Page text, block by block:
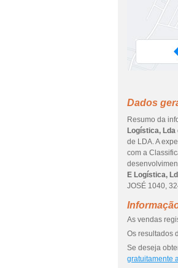
Dados
Resumo da
Logística, Lda
de LDA. A
com a
E Logística,
JOSÉ 1040,
As vendas
Os resultados
Se deseja
gratuitamente